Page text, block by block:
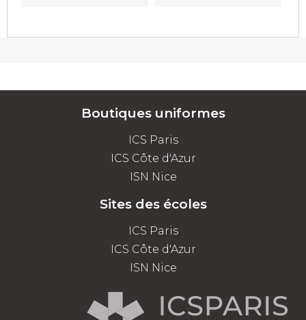
Boutiques uniformes
ICS Paris
ICS Côte d'Azur
ISN Nice
Sites des écoles
ICS Paris
ICS Côte d'Azur
ISN Nice